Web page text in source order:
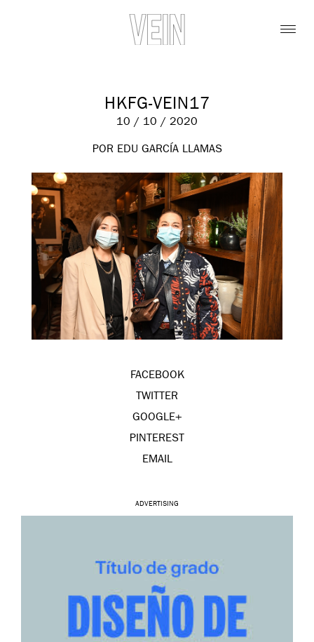
HKFG-VEIN17
10 / 10 / 2020
POR EDU GARCÍA LLAMAS
FACEBOOK
TWITTER
GOOGLE+
PINTEREST
EMAIL
ADVERTISING